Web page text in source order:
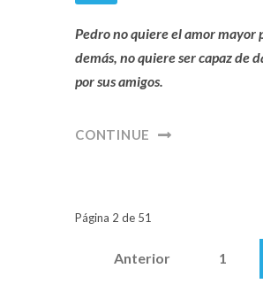
Pedro no quiere el amor mayor
demás, no quiere ser capaz de
por sus amigos.
CONTINUE
Página 2 de 51
Anterior 1